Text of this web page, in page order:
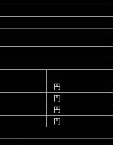
円
円
円
円